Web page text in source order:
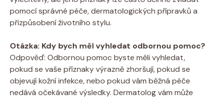
pomocí správné ⁢péče, dermatologických přípravků a
přizpůsobení životního stylu.
Otázka: Kdy bych měl vyhledat odbornou pomoc?
Odpověď: ⁣Odbornou pomoc byste měli vyhledat,‌
pokud se vaše příznaky výrazně zhoršují, pokud se
objevují kožní‍ infekce, nebo pokud vám běžná péče
nedává očekávané ⁤výsledky. Dermatolog vám může